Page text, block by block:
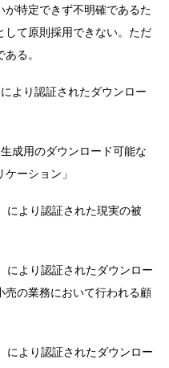
が特定できず不明確であるた
して原則採用できない。ただ
ある。
より認証されたダウンロー
成用のダウンロード可能な
ーション」
により認証された現実の被
により認証されたダウンロー
売の業務において行われる顧
により認証されたダウンロー